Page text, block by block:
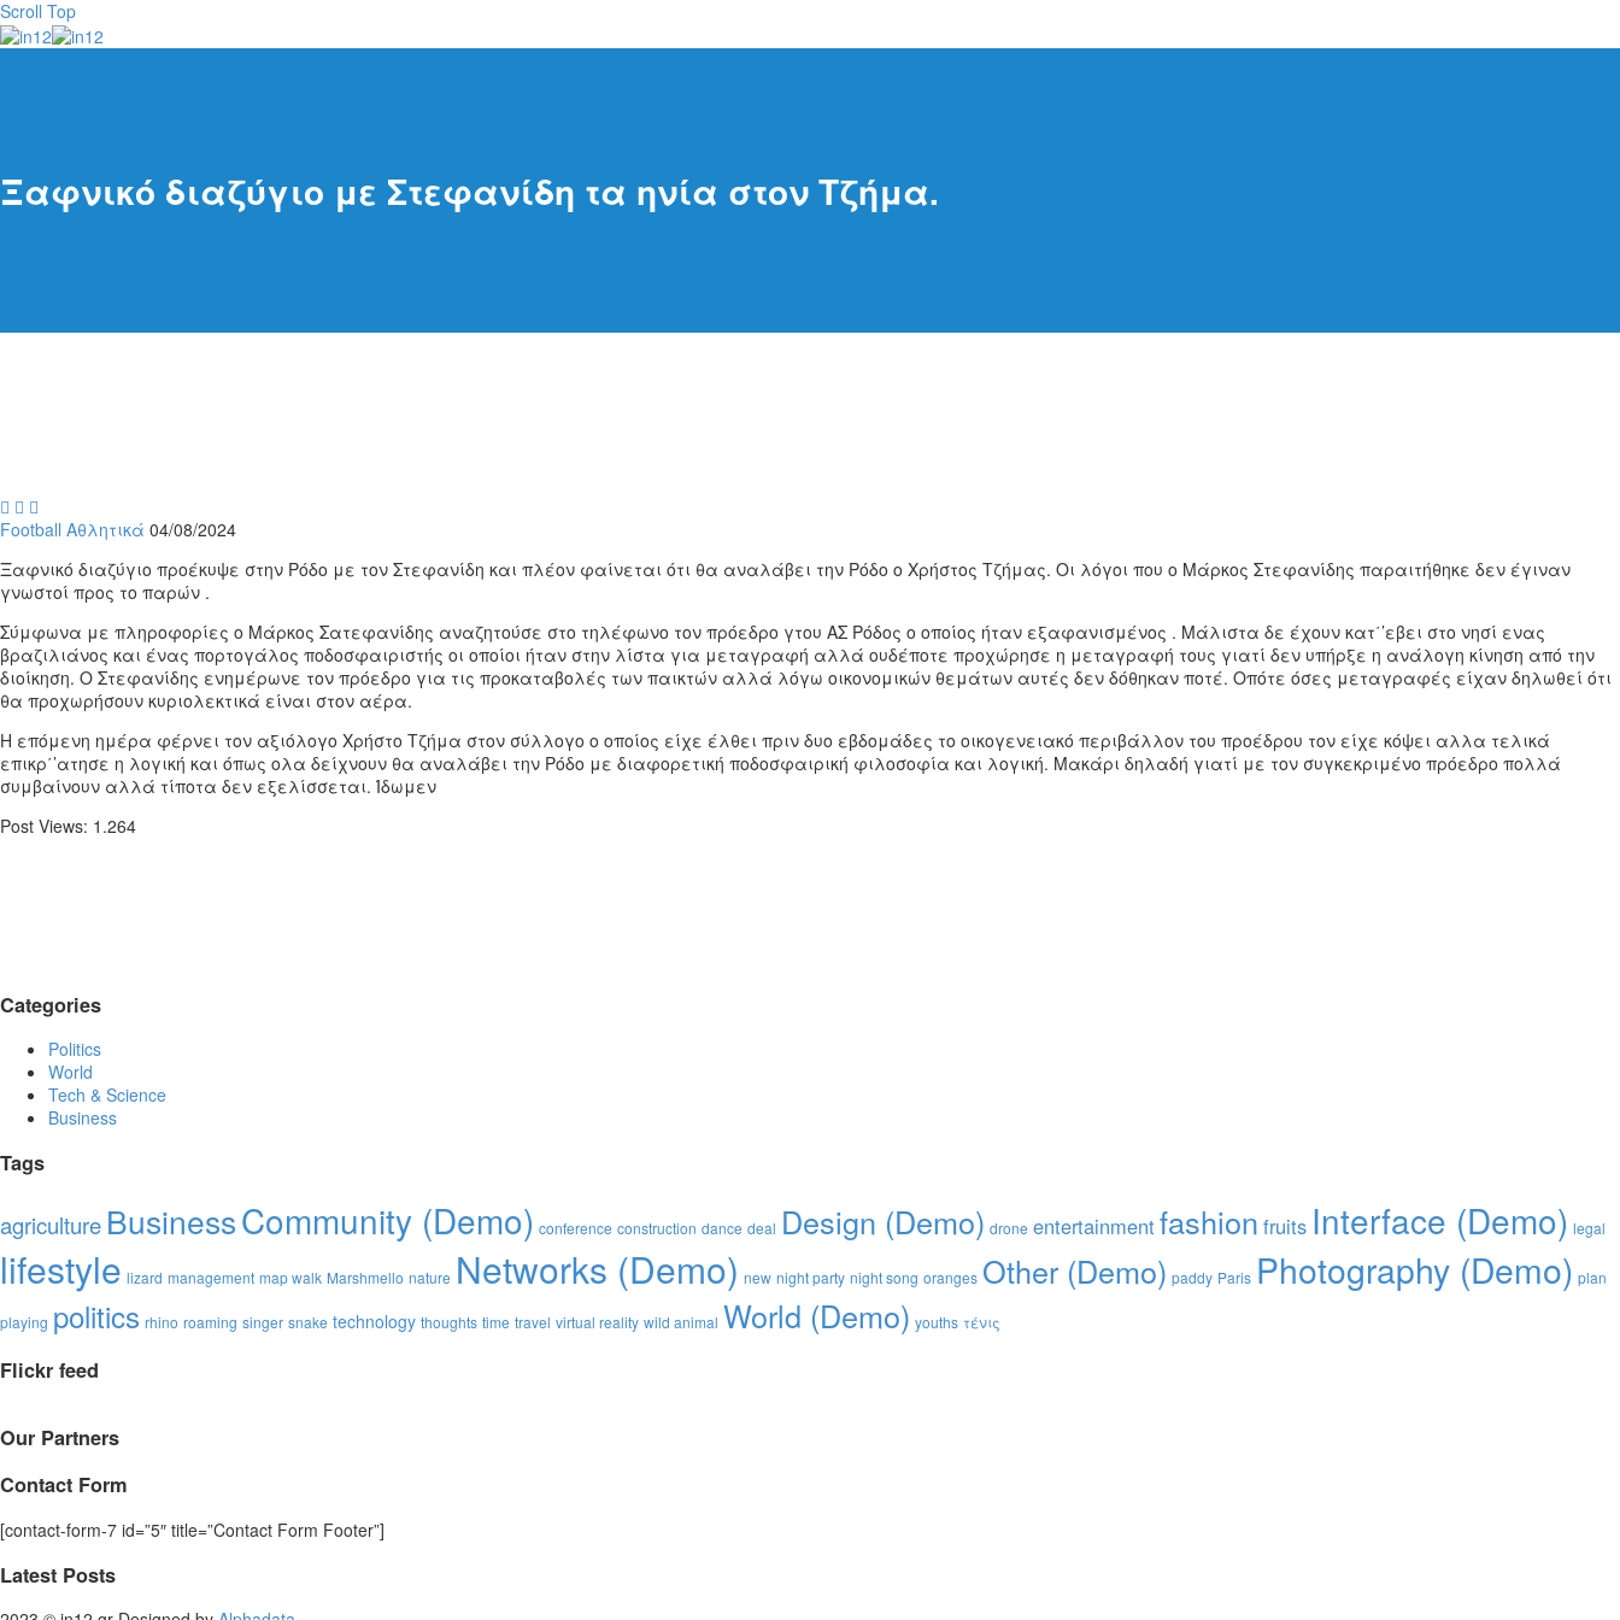
Scroll Top
Ξαφνικό διαζύγιο με Στεφανίδη τα ηνία στον Τζήμα.
  
Football Αθλητικά 04/08/2024
Ξαφνικό διαζύγιο προέκυψε στην Ρόδο με τον Στεφανίδη και πλέον φαίνεται ότι θα αναλάβει την Ρόδο ο Χρήστος Τζήμας. Οι λόγοι που ο Μάρκος Στεφανίδης παραιτήθηκε δεν έγιναν
γνωστοί προς το παρών .
Σύμφωνα με πληροφορίες ο Μάρκος Σατεφανίδης αναζητούσε στο τηλέφωνο τον πρόεδρο γτου ΑΣ Ρόδος ο οποίος ήταν εξαφανισμένος . Μάλιστα δε έχουν κατ΄’εβει στο νησί ενας
βραζιλιάνος και ένας πορτογάλος ποδοσφαιριστής οι οποίοι ήταν στην λίστα για μεταγραφή αλλά ουδέποτε προχώρησε η μεταγραφή τους γιατί δεν υπήρξε η ανάλογη κίνηση από την
διοίκηση. Ο Στεφανίδης ενημέρωνε τον πρόεδρο για τις προκαταβολές των παικτών αλλά λόγω οικονομικών θεμάτων αυτές δεν δόθηκαν ποτέ. Οπότε όσες μεταγραφές είχαν δηλωθεί ότι
θα προχωρήσουν κυριολεκτικά είναι στον αέρα.
Η επόμενη ημέρα φέρνει τον αξιόλογο Χρήστο Τζήμα στον σύλλογο ο οποίος είχε έλθει πριν δυο εβδομάδες το οικογενειακό περιβάλλον του προέδρου τον είχε κόψει αλλα τελικά
επικρ΄’ατησε η λογική και όπως ολα δείχνουν θα αναλάβει την Ρόδο με διαφορετική ποδοσφαιρική φιλοσοφία και λογική. Μακάρι δηλαδή γιατί με τον συγκεκριμένο πρόεδρο πολλά
συμβαίνουν αλλά τίποτα δεν εξελίσσεται. Ίδωμεν
Post Views: 1.264
Categories
Politics
World
Tech & Science
Business
Tags
agriculture BusinessCommunity (Demo) conference construction dance deal Design (Demo) drone entertainmentfashion fruits Interface (Demo) legal
lifestyle lizard management map walk Marshmello nature Networks (Demo) new night party night song oranges Other (Demo) paddy Paris Photography (Demo) plan
playing politics rhino roaming singer snake technology thoughts time travel virtual reality wild animal World (Demo) youths τένις
Flickr feed
Our Partners
Contact Form
[contact-form-7 id=”5″ title=”Contact Form Footer”]
Latest Posts